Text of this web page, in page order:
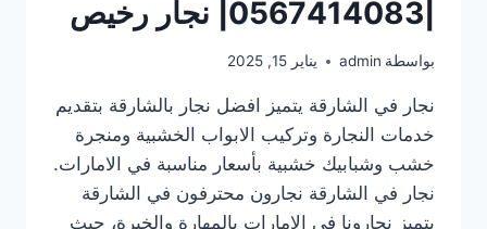
بواسطة admin يناير 15, 2025
نجار في الشارقة يتميز افضل نجار بالشارقة بتقديم
خدمات النجارة وتركيب الابواب الخشبية ومنجرة
خشب وشبابيك خشبية بأسعار مناسبة في الامارات.
نجار في الشارقة نجارون محترفون في الشارقة
يتميز نجارونا في الإمارات بالمهارة والخبرة، حيث